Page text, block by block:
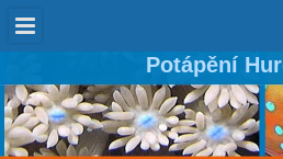
Potápění